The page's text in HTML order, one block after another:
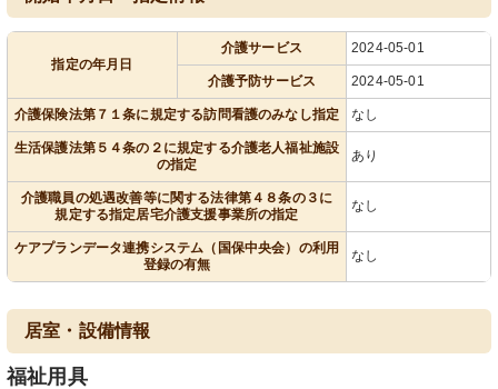
指定の年月日
介護サービス 2024-05-01
介護予防サービス 2024-05-01
介護保険法第７１条に規定する訪問看護のみなし指定 なし
生活保護法第５４条の２に規定する介護老人福祉施設
の指定
あり
介護職員の処遇改善等に関する法律第４８条の３に
規定する指定居宅介護支援事業所の指定
なし
ケアプランデータ連携システム（国保中央会）の利用
登録の有無
なし
居室・設備情報
福祉用具